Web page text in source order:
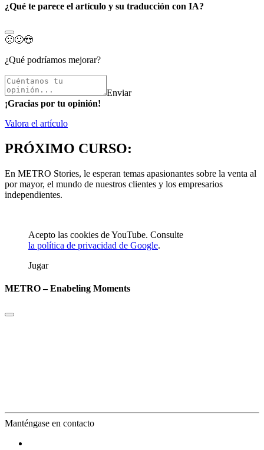
¿Qué te parece el artículo y su traducción con IA?
🙁🙂😍
¿Qué podríamos mejorar?
Enviar
¡Gracias por tu opinión!
Valora el artículo
PRÓXIMO CURSO:
En METRO Stories, le esperan temas apasionantes sobre la venta al
por mayor, el mundo de nuestros clientes y los empresarios
independientes.
Acepto las cookies de YouTube. Consulte
la política de privacidad de Google.
Jugar
METRO – Enabeling Moments
Manténgase en contacto